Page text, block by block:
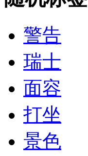
警告
瑞士
面容
打坐
景色